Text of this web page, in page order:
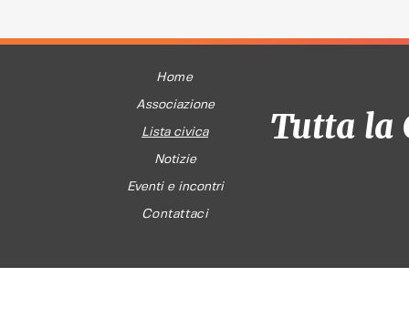
Home
Associazione
Lista civica
Notizie
Eventi e incontri
Contattaci
Tutta la